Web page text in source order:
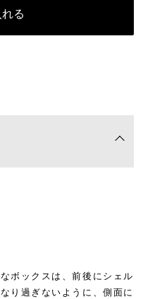
る
ボックスは、前後にシェル
り過ぎないように、側面に